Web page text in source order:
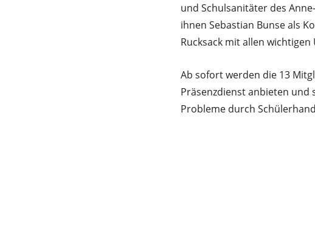
und Schulsanitäter des
ihnen Sebastian Bunse als
Rucksack mit allen
Ab sofort werden die 13
Präsenzdienst anbieten
Probleme durch